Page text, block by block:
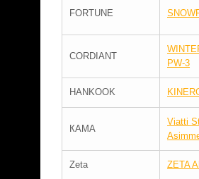
FORTUNE
CORDIANT
PW-3
HANKOOK
КАМА
Viatti
Zeta ZETA